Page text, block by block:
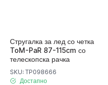
Стругалка за лед со четка
ToM-PaR 87-115cm со
телескопска рачка
SKU: TP098666
Достапно